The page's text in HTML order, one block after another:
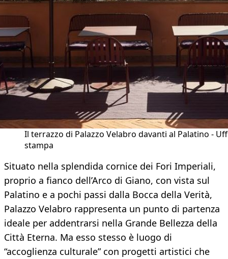
Il terrazzo di Palazzo Velabro davanti al Palatino -
stampa
Situato nella splendida cornice dei Fori Imperiali,
proprio a fianco dell’Arco di Giano, con vista sul
Palatino e a pochi passi dalla Bocca della Verità,
Palazzo Velabro rappresenta un punto di partenza
ideale per addentrarsi nella Grande Bellezza della
Città Eterna. Ma esso stesso è luogo di
“accoglienza culturale” con progetti artistici che